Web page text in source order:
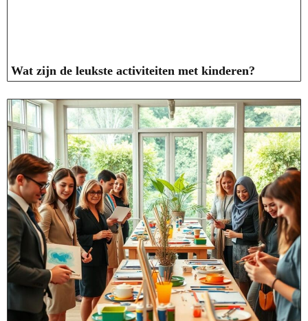
Wat zijn de leukste activiteiten met kinderen?